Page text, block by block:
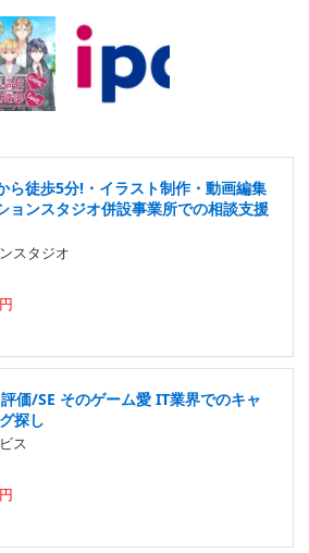
ら徒歩5分!・イラスト制作・動画編集
ョンスタジオ併設事業所での相談支援
スタジオ
価/SE そのゲーム愛 IT業界でのキャ
探し
ス